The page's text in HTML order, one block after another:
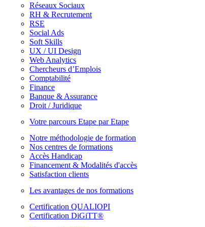
Réseaux Sociaux
RH & Recrutement
RSE
Social Ads
Soft Skills
UX / UI Design
Web Analytics
Chercheurs d’Emplois
Comptabilité
Finance
Banque & Assurance
Droit / Juridique
Votre parcours Etape par Etape
Notre méthodologie de formation
Nos centres de formations
Accès Handicap
Financement & Modalités d'accès
Satisfaction clients
Les avantages de nos formations
Certification QUALIOPI
Certification DiGiTT®